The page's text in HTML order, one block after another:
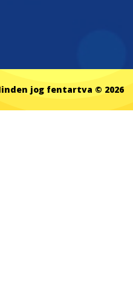
jog fentartva © 2026